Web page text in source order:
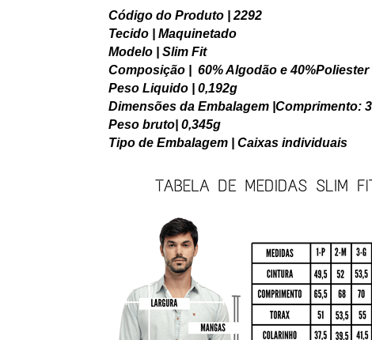
Código do Produto | 2292
Tecido | Maquinetado
Modelo | Slim Fit
Composição | 60% Algodão e 40%Poliester
Peso Liquido | 0,192g
Dimensões da Embalagem |Comprimento:
Peso bruto| 0,345g
Tipo de Embalagem | Caixas individuais